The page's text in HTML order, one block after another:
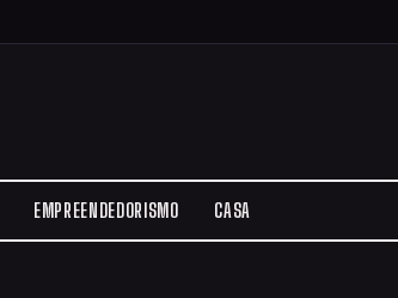
EMPREENDEDORISMO CASA